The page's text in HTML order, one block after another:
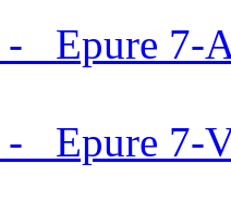
Epure 7-
Epure 7-